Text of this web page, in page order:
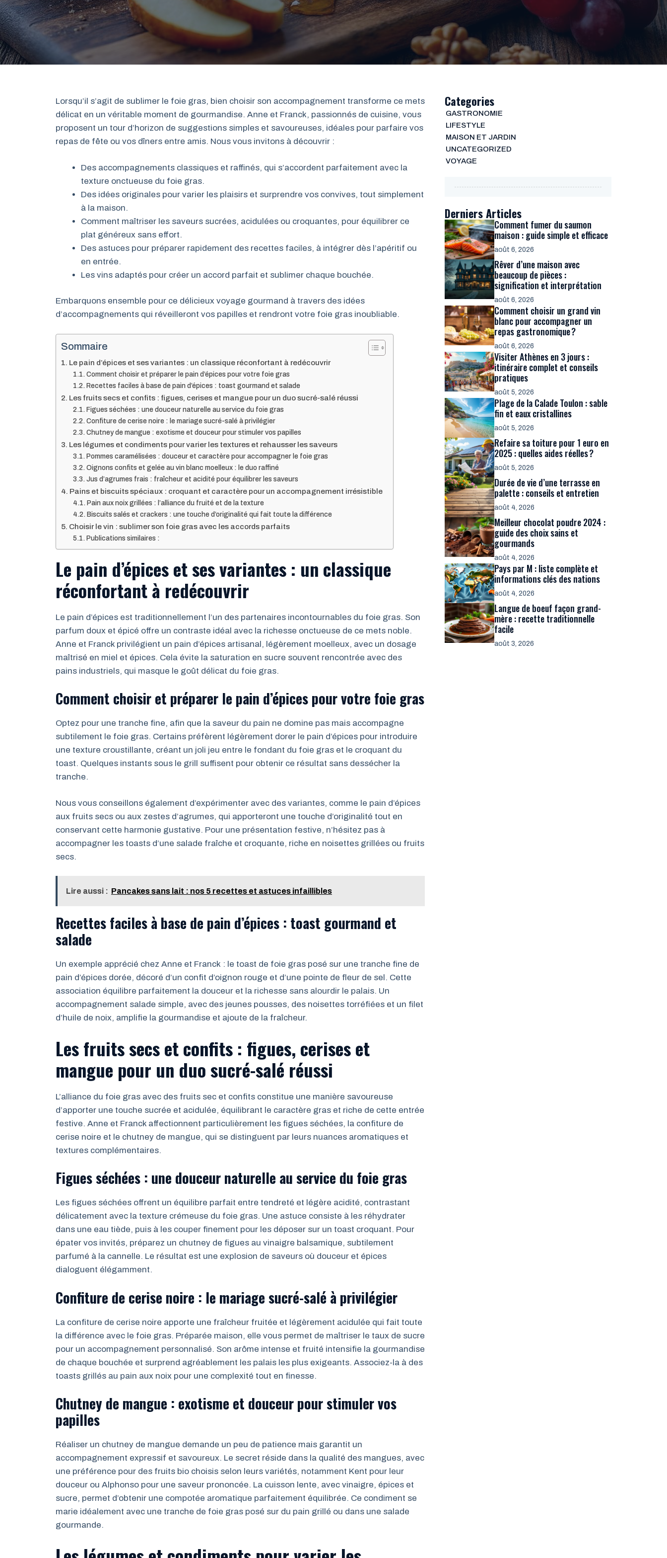
Lorsqu’il s’agit de sublimer le foie gras, bien choisir son accompagnement transforme ce mets
délicat en un véritable moment de gourmandise. Anne et Franck, passionnés de cuisine, vous
proposent un tour d’horizon de suggestions simples et savoureuses, idéales pour parfaire vos
repas de fête ou vos dîners entre amis. Nous vous invitons à découvrir :
Des accompagnements classiques et raffinés, qui s’accordent parfaitement avec la
texture onctueuse du foie gras.
Des idées originales pour varier les plaisirs et surprendre vos convives, tout simplement
à la maison.
Comment maîtriser les saveurs sucrées, acidulées ou croquantes, pour équilibrer ce
plat généreux sans effort.
Des astuces pour préparer rapidement des recettes faciles, à intégrer dès l’apéritif ou
en entrée.
Les vins adaptés pour créer un accord parfait et sublimer chaque bouchée.
Embarquons ensemble pour ce délicieux voyage gourmand à travers des idées
d’accompagnements qui réveilleront vos papilles et rendront votre foie gras inoubliable.
Sommaire
Le pain d’épices et ses variantes : un classique réconfortant à redécouvrir
Comment choisir et préparer le pain d’épices pour votre foie gras
Recettes faciles à base de pain d’épices : toast gourmand et salade
Les fruits secs et confits : figues, cerises et mangue pour un duo sucré-salé réussi
Figues séchées : une douceur naturelle au service du foie gras
Confiture de cerise noire : le mariage sucré-salé à privilégier
Chutney de mangue : exotisme et douceur pour stimuler vos papilles
Les légumes et condiments pour varier les textures et rehausser les saveurs
Pommes caramélisées : douceur et caractère pour accompagner le foie gras
Oignons confits et gelée au vin blanc moelleux : le duo raffiné
Jus d’agrumes frais : fraîcheur et acidité pour équilibrer les saveurs
Pains et biscuits spéciaux : croquant et caractère pour un accompagnement irrésistible
Pain aux noix grillées : l’alliance du fruité et de la texture
Biscuits salés et crackers : une touche d’originalité qui fait toute la différence
Choisir le vin : sublimer son foie gras avec les accords parfaits
Publications similaires :
Le pain d’épices et ses variantes : un classique
réconfortant à redécouvrir
Le pain d’épices est traditionnellement l’un des partenaires incontournables du foie gras. Son
parfum doux et épicé offre un contraste idéal avec la richesse onctueuse de ce mets noble.
Anne et Franck privilégient un pain d’épices artisanal, légèrement moelleux, avec un dosage
maîtrisé en miel et épices. Cela évite la saturation en sucre souvent rencontrée avec des
pains industriels, qui masque le goût délicat du foie gras.
Comment choisir et préparer le pain d’épices pour votre foie gras
Optez pour une tranche fine, afin que la saveur du pain ne domine pas mais accompagne
subtilement le foie gras. Certains préfèrent légèrement dorer le pain d’épices pour introduire
une texture croustillante, créant un joli jeu entre le fondant du foie gras et le croquant du
toast. Quelques instants sous le grill suffisent pour obtenir ce résultat sans dessécher la
tranche.
Nous vous conseillons également d’expérimenter avec des variantes, comme le pain d’épices
aux fruits secs ou aux zestes d’agrumes, qui apporteront une touche d’originalité tout en
conservant cette harmonie gustative. Pour une présentation festive, n’hésitez pas à
accompagner les toasts d’une salade fraîche et croquante, riche en noisettes grillées ou fruits
secs.
Lire aussi : Pancakes sans lait : nos 5 recettes et astuces infaillibles
Recettes faciles à base de pain d’épices : toast gourmand et
salade
Un exemple apprécié chez Anne et Franck : le toast de foie gras posé sur une tranche fine de
pain d’épices dorée, décoré d’un confit d’oignon rouge et d’une pointe de fleur de sel. Cette
association équilibre parfaitement la douceur et la richesse sans alourdir le palais. Un
accompagnement salade simple, avec des jeunes pousses, des noisettes torréfiées et un filet
d’huile de noix, amplifie la gourmandise et ajoute de la fraîcheur.
Les fruits secs et confits : figues, cerises et
mangue pour un duo sucré-salé réussi
L’alliance du foie gras avec des fruits sec et confits constitue une manière savoureuse
d’apporter une touche sucrée et acidulée, équilibrant le caractère gras et riche de cette entrée
festive. Anne et Franck affectionnent particulièrement les figues séchées, la confiture de
cerise noire et le chutney de mangue, qui se distinguent par leurs nuances aromatiques et
textures complémentaires.
Figues séchées : une douceur naturelle au service du foie gras
Les figues séchées offrent un équilibre parfait entre tendreté et légère acidité, contrastant
délicatement avec la texture crémeuse du foie gras. Une astuce consiste à les réhydrater
dans une eau tiède, puis à les couper finement pour les déposer sur un toast croquant. Pour
épater vos invités, préparez un chutney de figues au vinaigre balsamique, subtilement
parfumé à la cannelle. Le résultat est une explosion de saveurs où douceur et épices
dialoguent élégamment.
Confiture de cerise noire : le mariage sucré-salé à privilégier
La confiture de cerise noire apporte une fraîcheur fruitée et légèrement acidulée qui fait toute
la différence avec le foie gras. Préparée maison, elle vous permet de maîtriser le taux de sucre
pour un accompagnement personnalisé. Son arôme intense et fruité intensifie la gourmandise
de chaque bouchée et surprend agréablement les palais les plus exigeants. Associez-la à des
toasts grillés au pain aux noix pour une complexité tout en finesse.
Chutney de mangue : exotisme et douceur pour stimuler vos
papilles
Réaliser un chutney de mangue demande un peu de patience mais garantit un
accompagnement expressif et savoureux. Le secret réside dans la qualité des mangues, avec
une préférence pour des fruits bio choisis selon leurs variétés, notamment Kent pour leur
douceur ou Alphonso pour une saveur prononcée. La cuisson lente, avec vinaigre, épices et
sucre, permet d’obtenir une compotée aromatique parfaitement équilibrée. Ce condiment se
marie idéalement avec une tranche de foie gras posé sur du pain grillé ou dans une salade
gourmande.
Categories
GASTRONOMIE
LIFESTYLE
MAISON ET JARDIN
UNCATEGORIZED
VOYAGE
Derniers Articles
Comment fumer du saumon
maison : guide simple et efficace
août 6, 2026
Rêver d’une maison avec
beaucoup de pièces :
signification et interprétation
août 6, 2026
Comment choisir un grand vin
blanc pour accompagner un
repas gastronomique ?
août 6, 2026
Visiter Athènes en 3 jours :
itinéraire complet et conseils
pratiques
août 5, 2026
Plage de la Calade Toulon : sable
fin et eaux cristallines
août 5, 2026
Refaire sa toiture pour 1 euro en
2025 : quelles aides réelles ?
août 5, 2026
Durée de vie d’une terrasse en
palette : conseils et entretien
août 4, 2026
Meilleur chocolat poudre 2024 :
guide des choix sains et
gourmands
août 4, 2026
Pays par M : liste complète et
informations clés des nations
août 4, 2026
Langue de boeuf façon grand-
mère : recette traditionnelle
facile
août 3, 2026